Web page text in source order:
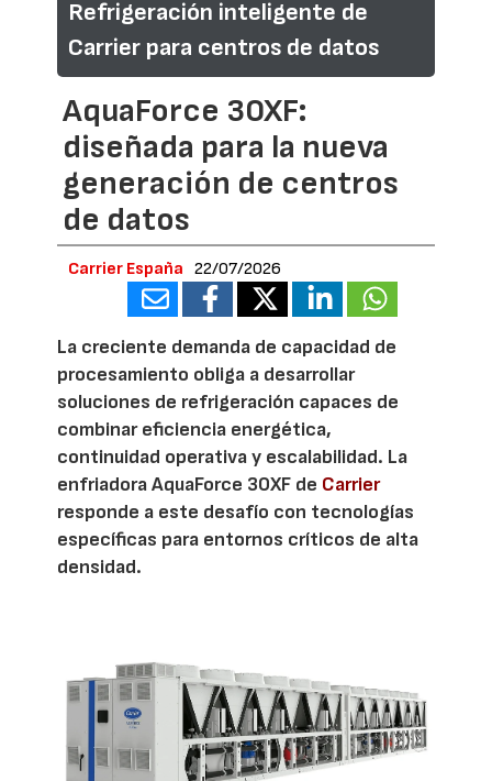
Refrigeración inteligente de
Carrier para centros de datos
AquaForce 30XF:
diseñada para la nueva
generación de centros
de datos
Carrier España 22/07/2026
La creciente demanda de capacidad de
procesamiento obliga a desarrollar
soluciones de refrigeración capaces de
combinar eficiencia energética,
continuidad operativa y escalabilidad. La
enfriadora AquaForce 30XF de Carrier
responde a este desafío con tecnologías
específicas para entornos críticos de alta
densidad.